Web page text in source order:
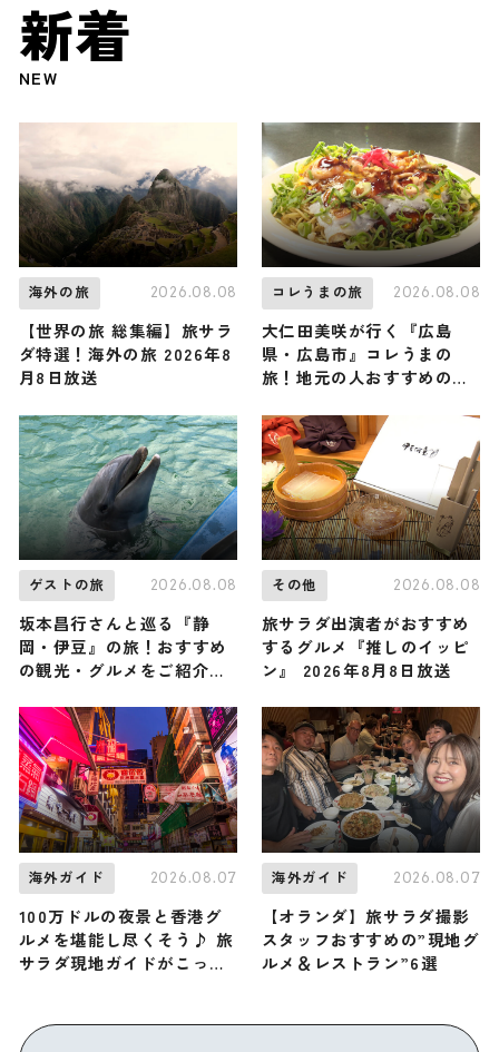
新着
NEW
海外の旅 2026.08.08
【世界の旅 総集編】旅サラ
ダ特選！海外の旅 2026年8
月8日放送
コレうまの旅 2026.08.08
大仁田美咲が行く『広島
県・広島市』コレうまの
旅！地元の人おすすめのご
8月8日放送
ゲストの旅 2026.08.08
坂本昌行さんと巡る『静
岡・伊豆』の旅！おすすめ
の観光・グルメをご紹介
その他 2026.08.08
旅サラダ出演者がおすすめ
するグルメ『推しのイッピ
ン』 2026年8月8日放送
海外ガイド 2026.08.07
100万ドルの夜景と香港グ
ルメを堪能し尽くそう♪ 旅
サラダ現地ガイドがこっそ
産3選
海外ガイド 2026.08.07
【オランダ】旅サラダ撮影
スタッフおすすめの”現地グ
ルメ＆レストラン”6選